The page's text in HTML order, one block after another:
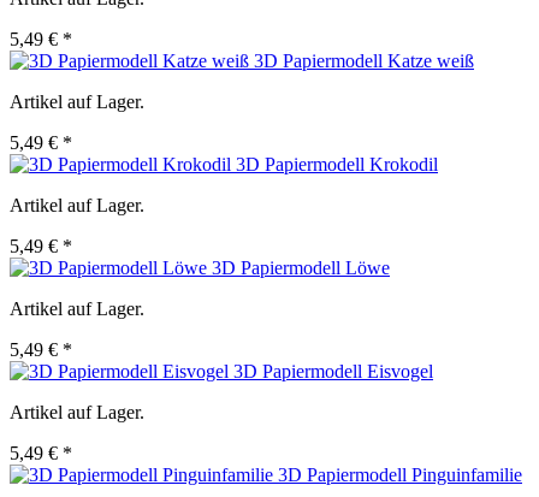
5,49 € *
3D Papiermodell Katze weiß
Artikel auf Lager.
5,49 € *
3D Papiermodell Krokodil
Artikel auf Lager.
5,49 € *
3D Papiermodell Löwe
Artikel auf Lager.
5,49 € *
3D Papiermodell Eisvogel
Artikel auf Lager.
5,49 € *
3D Papiermodell Pinguinfamilie